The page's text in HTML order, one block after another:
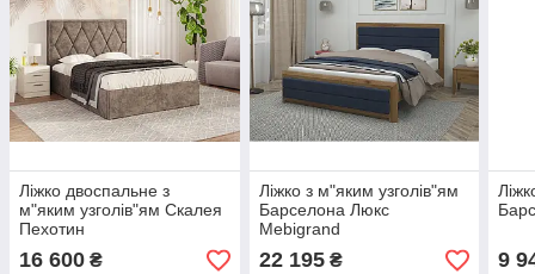
Ліжко двоспальне з
м"яким узголів"ям Скалея
Пехотин
16 600 ₴
Ліжко з м"яким узголів"ям
Барселона Люкс
Mebigrand
22 195₴ 9